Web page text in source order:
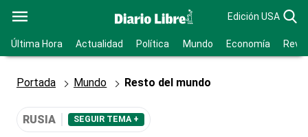
Edición USA
Última Hora Actualidad Política Mundo Economía
Portada Mundo Resto del mundo
RUSIA SEGUIR TEMA +